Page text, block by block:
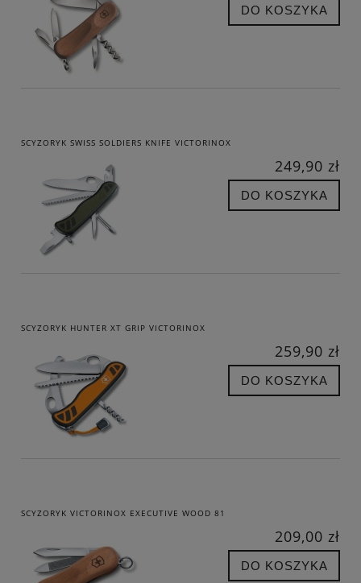
DO KOSZYKA
SCYZORYK SWISS SOLDIERS KNIFE VICTORINOX
249,90 zł
DO KOSZYKA
SCYZORYK HUNTER XT GRIP VICTORINOX
259,90 zł
DO KOSZYKA
SCYZORYK VICTORINOX EXECUTIVE WOOD 81
209,00 zł
DO KOSZYKA